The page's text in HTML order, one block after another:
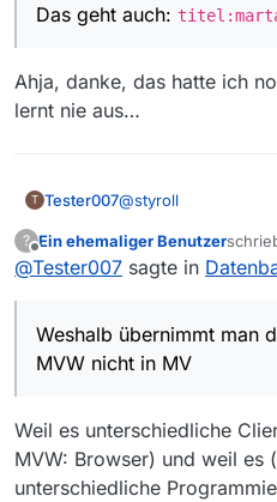
Das geht auch:
Ahja, danke, das hatte ich
lernt nie aus…
T Tester007@styroll
So ein Quark von
schreiben würde.
Frage am Rande:
Weshalb übernimmt
?
Offline
Ein ehemaliger Benutzer
@Tester007 sagte in
Weshalb übernimmt man
MVW nicht in MV
Weil es unterschiedliche
MVW: Browser) und weil es
unterschiedliche